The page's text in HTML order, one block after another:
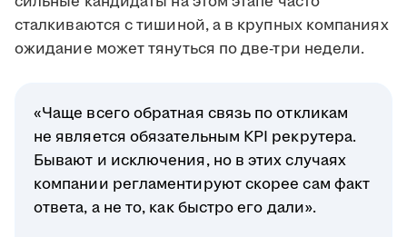
сталкиваются с тишиной, а в крупных компаниях
ожидание может тянуться по две-три недели.
«Чаще всего обратная связь по откликам
не является обязательным KPI рекрутера.
Бывают и исключения, но в этих случаях
компании регламентируют скорее сам факт
ответа, а не то, как быстро его дали».